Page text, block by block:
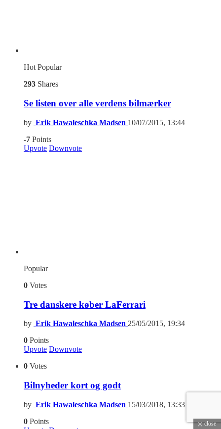
HotPopular
293 Shares
Se listen over alle verdens bilmærker
by Erik Hawaleschka Madsen 10/07/2015, 13:44
-7 Points
Upvote Downvote
Popular
0 Votes
Tre danskere køber LaFerrari
by Erik Hawaleschka Madsen 25/05/2015, 19:34
0 Points
Upvote Downvote
0 Votes
Bilnyheder kort og godt
by Erik Hawaleschka Madsen 15/03/2018, 13:33
0 Points
close